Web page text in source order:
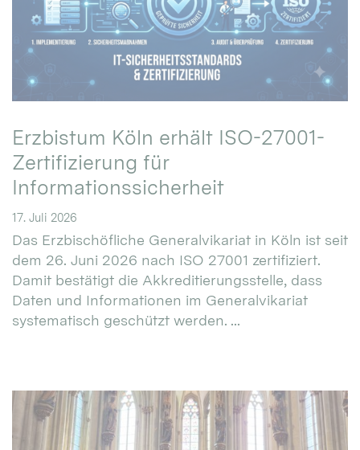
Erzbistum Köln erhält ISO-27001-
Zertifizierung für
Informationssicherheit
17. Juli 2026
Das Erzbischöfliche Generalvikariat in Köln ist seit
dem 26. Juni 2026 nach ISO 27001 zertifiziert.
Damit bestätigt die Akkreditierungsstelle, dass
Daten und Informationen im Generalvikariat
systematisch geschützt werden. ...